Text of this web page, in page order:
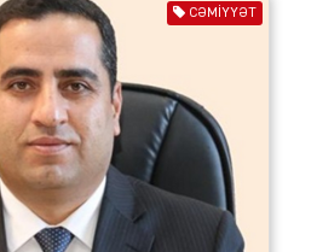
CƏMIYYƏT